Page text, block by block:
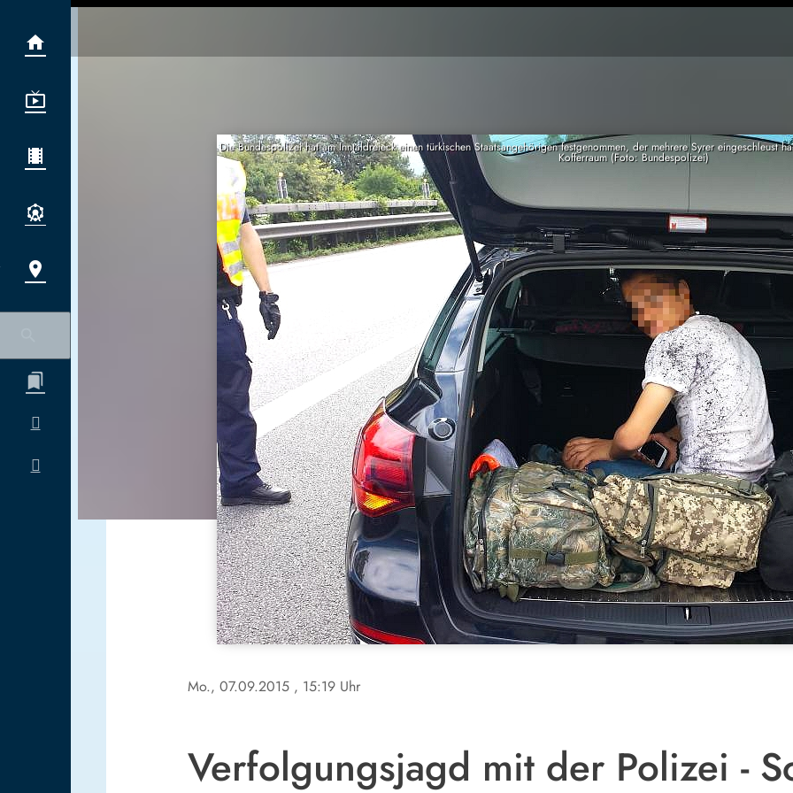
Die Bundespolizei hat am Inntaldreieck einen türkischen Staatsangehörigen festgenommen, der mehrere Syrer eingeschleust
Kofferraum (Foto: Bundespolizei)
Mo., 07.09.2015 , 15:19 Uhr
Verfolgungsjagd mit der Polizei -